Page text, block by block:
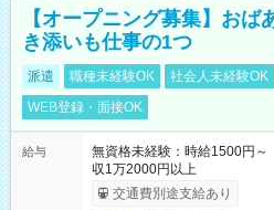
【オープニング募集】おば
き添いも仕事の1つ
派遣 職種未経験OK 社会人未経験OK
WEB登録・面接OK
給与
無資格未経験：時給1500円
収1万2000円以上
交通費別途支給あり